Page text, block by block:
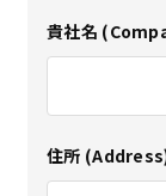
貴社名
住所